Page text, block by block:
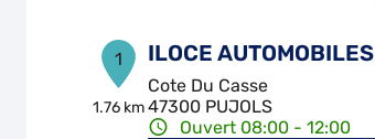
1
1.76 km
ILOCE AUTOMOBILES
Cote Du Casse
47300 PUJOLS
Ouvert 08:00 - 12:00